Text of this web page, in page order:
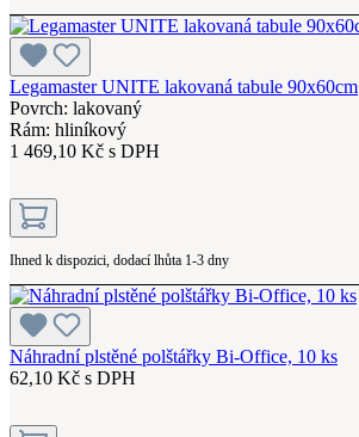
Legamaster UNITE lakovaná tabule 90x60cm
Povrch: lakovaný
Rám: hliníkový
1 469,10 Kč s DPH
Ihned k dispozici, dodací lhůta 1-3 dny
Náhradní plstěné polštářky Bi-Office, 10 ks
62,10 Kč s DPH